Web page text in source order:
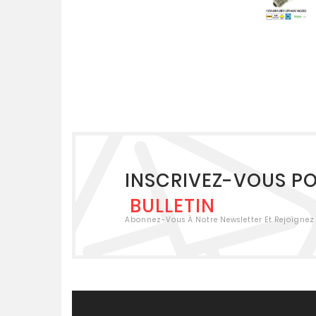
INSCRIVEZ-VOUS
BULLETIN
Abonnez-Vous À Notre Newsletter Et